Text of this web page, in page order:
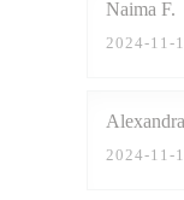
Naima F
2024-11-
Alexandra
2024-11-